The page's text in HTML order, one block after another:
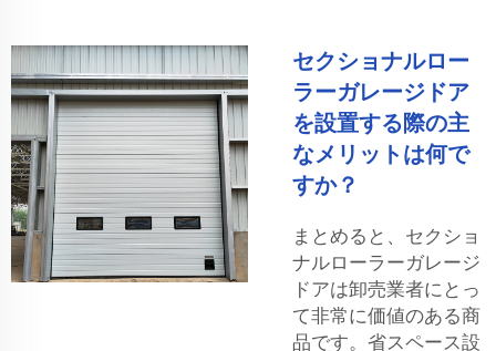
セクショナルロー
ラーガレージドア
を設置する際の主
なメリットは何で
すか？
まとめると、セクショ
ナルローラーガレージ
ドアは卸売業者にとっ
て非常に価値のある商
品です。省スペース設